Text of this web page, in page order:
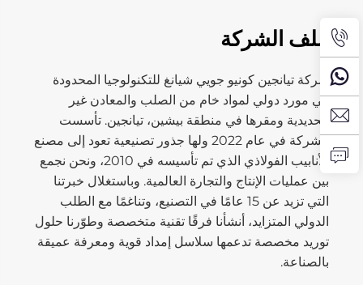
ملف الشركة
شركة تيانجين كونيو جويي شيانغ للتكنولوجيا المحدودة
هي مورد دولي لمواد خام من الصلب والمعادن غير
الحديدية ومقرها في منطقة بيشين، تيانجين. تأسست
الشركة في عام 2022 ولها جذور تصنيعية تعود إلى مصنع
الأنابيب الفولاذي الذي تم تأسيسه في 2010، ونحن نجمع
بين عمليات الإنتاج والتجارة العالمية. وباستغلال خبرتنا
التي تزيد عن 15 عامًا في التصنيع، وتناغمًا مع الطلب
الدولي المتزايد، أنشأنا فرقًا تقنية متخصصة وطوّرنا حلول
توريد مخصصة تدعمها سلاسل إمداد قوية ومعرفة عميقة
بالصناعة.